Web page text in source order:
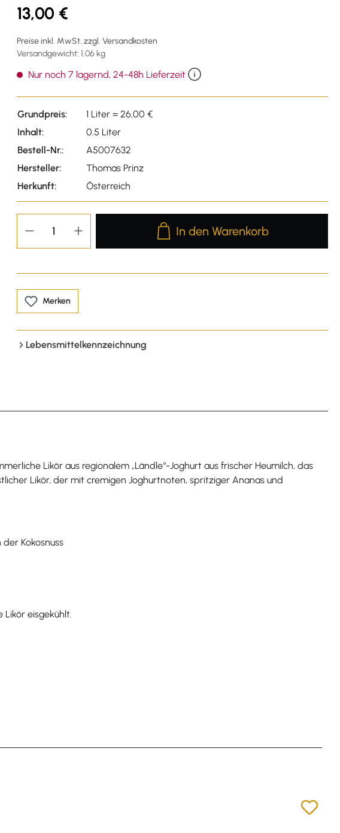
13,00 €
Preise inkl. MwSt. zzgl. Versandkosten
Versandgewicht: 1.06 kg
Nur noch 7 lagernd, 24-48h Lieferzeit
Grundpreis:
1 Liter = 26,00 €
Inhalt:
0.5 Liter
Bestell-Nr.:
A5007632
Hersteller:
Thomas Prinz
Herkunft:
Österreich
Produkt Anzahl: Gib den
In den Warenkorb
Merken
Lebensmittelkennzeichnung
Likör aus regionalem „Ländle“-Joghurt aus frischer Heumilch, das
Likör, der mit cremigen Joghurtnoten, spritziger Ananas und
Kokosnuss
eisgekühlt.